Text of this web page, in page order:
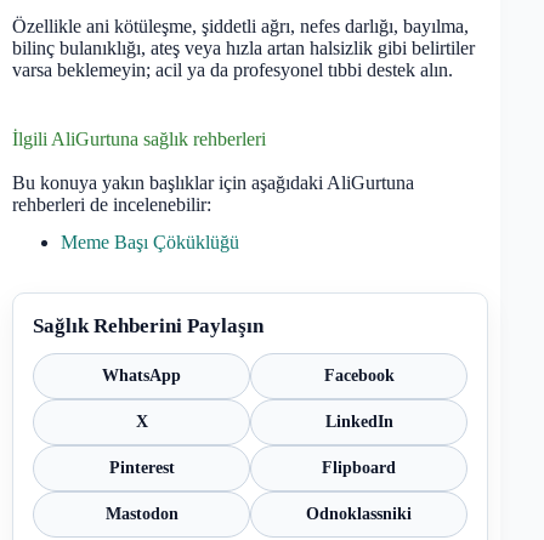
Özellikle ani kötüleşme, şiddetli ağrı, nefes darlığı, bayılma,
bilinç bulanıklığı, ateş veya hızla artan halsizlik gibi belirtiler
varsa beklemeyin; acil ya da profesyonel tıbbi destek alın.
İlgili AliGurtuna sağlık rehberleri
Bu konuya yakın başlıklar için aşağıdaki AliGurtuna
rehberleri de incelenebilir:
Meme Başı Çöküklüğü
Sağlık Rehberini Paylaşın
WhatsApp Facebook
X LinkedIn
Pinterest Flipboard
Mastodon Odnoklassniki